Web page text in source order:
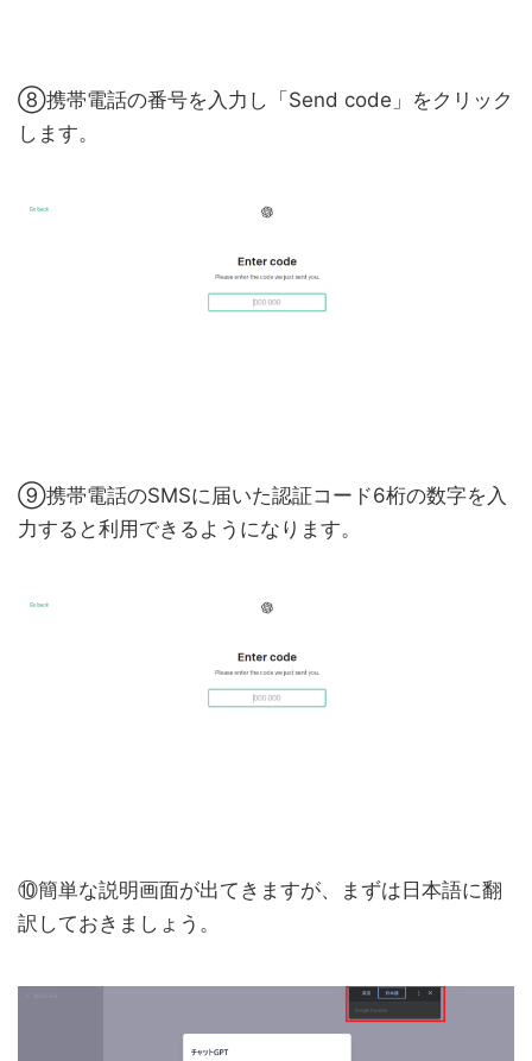
⑧携帯電話の番号を入力し「Send code」をクリック
します。
⑨携帯電話のSMSに届いた認証コード6桁の数字を入
力すると利用できるようになります。
⑩簡単な説明画面が出てきますが、まずは日本語に翻
訳しておきましょう。